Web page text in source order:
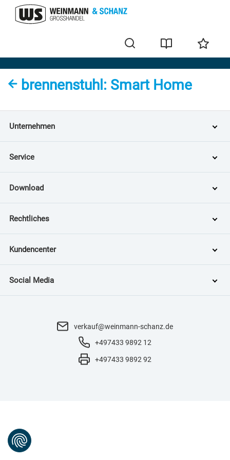
brennenstuhl
brennenstuhl: Smart Home
Unternehmen
Service
Download
Rechtliches
Kundencenter
Social Media
verkauf@weinmann-schanz.de
+497433 9892 12
+497433 9892 92